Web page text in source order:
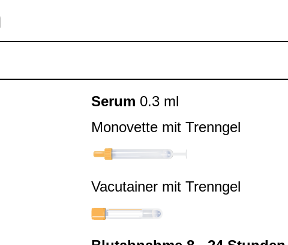
Serum 0.3 ml
Mono­vette mit Trenn­gel
Vacu­tai­ner mit Trenn­gel